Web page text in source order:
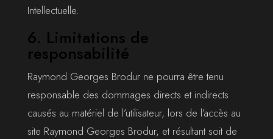
Intellectuelle.
6. Limitations de
responsabilité
Raymond Georges Brodur ne pourra être tenu
responsable des dommages directs et indirects
causés au matériel de l’utilisateur, lors de l’accès au
site Raymond Georges Brodur, et résultant soit de